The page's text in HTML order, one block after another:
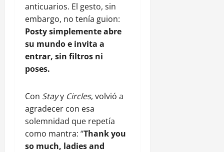
anticuarios. El gesto, sin
embargo, no tenía guion:
Posty simplemente abre
su mundo e invita a
entrar, sin filtros ni
poses.
Con Stayy Circles, volvió a
agradecer con esa
solemnidad que repetía
como mantra: “Thank you
so much, ladies and